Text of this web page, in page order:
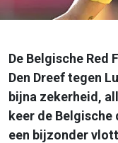
De Belgische Red
Den Dreef tegen
bijna zekerheid,
keer de Belgische
een bijzonder